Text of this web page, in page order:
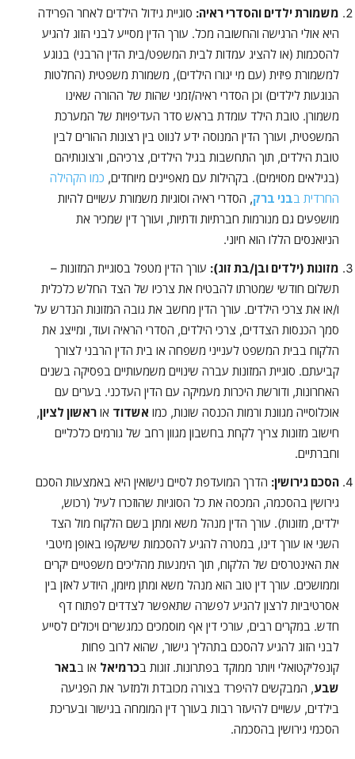
משמורת ילדים והסדרי ראיה: סוגיית גידול הילדים לאחר הפרידה
היא אולי הרגישה והחשובה מכל. עורך הדין מסייע לבני הזוג להגיע
להסכמות (או להציג עמדות לבית המשפט/בית הדין הרבני) בנוגע
למשמורת פיזית (עם מי יגורו הילדים), משמורת משפטית (החלטות
הנוגעות לילדים) וכן הסדרי ראיה/זמני שהות של ההורה שאינו
משמורן. טובת הילד עומדת בראש סדר העדיפויות של המערכת
המשפטית, ועורך הדין המנוסה ידע לנווט בין רצונות ההורים לבין
טובת הילדים, תוך התחשבות בגיל הילדים, צרכיהם, ורצונותיהם
(בגילאים מסוימים). בקהילות עם מאפיינים מיוחדים, כמו הקהילה
החרדית בבני ברק, הסדרי ראיה וסוגיות משמורת עשויים להיות
מושפעים גם מנורמות חברתיות ודתיות, ועורך דין שמכיר את
הניואנסים הללו הוא חיוני.
מזונות (ילדים ובן/בת זוג): עורך הדין מטפל בסוגיית המזונות –
תשלום חודשי שמטרתו להבטיח את צרכיו של הצד החלש כלכלית
ו/או את צרכי הילדים. עורך הדין מחשב את גובה המזונות הנדרש על
סמך הכנסות הצדדים, צרכי הילדים, הסדרי הראיה ועוד, ומייצג את
הלקוח בבית המשפט לענייני משפחה או בית הדין הרבני לצורך
קביעתם. סוגיית המזונות עברה שינויים משמעותיים בפסיקה בשנים
האחרונות, ודורשת היכרות מעמיקה עם הדין העדכני. בערים עם
אוכלוסייה מגוונת ורמות הכנסה שונות, כמו אשדוד או ראשון לציון,
חישוב מזונות צריך לקחת בחשבון מגוון רחב של גורמים כלכליים
וחברתיים.
הסכם גירושין: הדרך המועדפת לסיים נישואין היא באמצעות הסכם
גירושין בהסכמה, המכסה את כל הסוגיות שהוזכרו לעיל (רכוש,
ילדים, מזונות). עורך הדין מנהל משא ומתן בשם הלקוח מול הצד
השני או עורך דינו, במטרה להגיע להסכמות שישקפו באופן מיטבי
את האינטרסים של הלקוח, תוך הימנעות מהליכים משפטיים יקרים
וממושכים. עורך דין טוב הוא מנהל משא ומתן מיומן, היודע לאזן בין
אסרטיביות לרצון להגיע לפשרה שתאפשר לצדדים לפתוח דף
חדש. במקרים רבים, עורכי דין אף מוסמכים כמגשרים ויכולים לסייע
לבני הזוג להגיע להסכם בתהליך גישור, שהוא לרוב פחות
קונפליקטואלי ויותר ממוקד בפתרונות. זוגות בכרמיאל או בבאר
שבע, המבקשים להיפרד בצורה מכובדת ולמזער את הפגיעה
בילדים, עשויים להיעזר רבות בעורך דין המומחה בגישור ובעריכת
הסכמי גירושין בהסכמה.